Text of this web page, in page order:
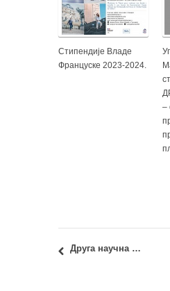
Стипендије Владе
Француске 2023-2024.
–
Друга научна конференција УРБАНА БЕЗБЕДНОСТ И УРБАНИ РАЗВОЈ – 01.07.2022.